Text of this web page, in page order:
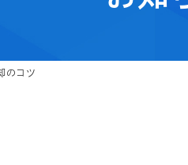
のコツ